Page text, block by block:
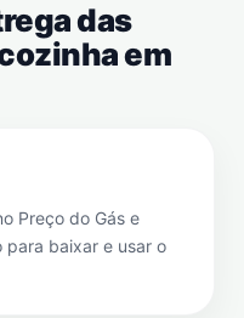
das
em
Preço do Gás e
para baixar e usar o